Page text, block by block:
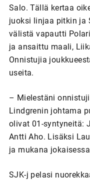
Salo. Tällä kertaa
juoksi linjaa pitkin ja
välistä vapautti
ja ansaittu maali,
Onnistujia
useita.
– Mielestäni
Lindgrenin johtama
olivat 01-syntyneitä:
Antti Aho. Lisäksi
ja mukana
SJK-j pelasi